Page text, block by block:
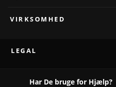
VIRKSOMHED
LEGAL
Har De bruge for Hjælp?